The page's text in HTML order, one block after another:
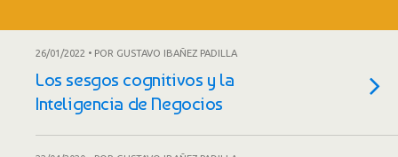
26/01/2022 • POR GUSTAVO IBAÑEZ PADILLA
Los sesgos cognitivos y la
Inteligencia de Negocios